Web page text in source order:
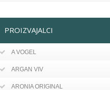
PROIZVAJALCI
A VOGEL
ARGAN VIV
ARONIA ORIGINAL